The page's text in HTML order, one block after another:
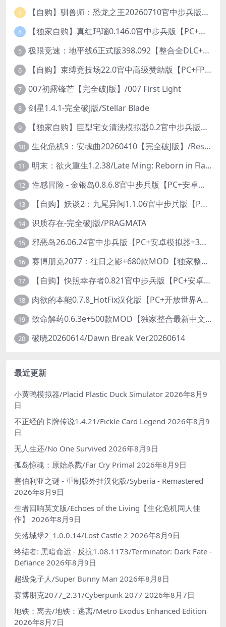
3 【自购】驯兽师：恐龙之王20260710官中步兵版+全DLC【PC+安卓模拟器+3D大型生存SLG/动作冒险】/Tamer: King of Dinosaurs【19.6G】
4 【独家自购】真红玛瑙0.146.0官中步兵版【PC+安卓模拟器+ACT神作+存档+作弊】/纯净的红玛瑙/Pure Onyx【3.14G】
5 极限竞速：地平线6正式版398.092【整合全DLC+614辆车存档】/Forza Horizon 6
6 【自购】束缚竞技场22.0官中高级赞助版【PC+FPS枪战射击/ACT动作/捏人/团队】/Bondage Arena Premium【43.7G】
7 007初露锋芒【完全破J版】/007 First Light
8 剑星1.4.1-完全破J版/Stellar Blade
9 【独家自购】巨型宅女清洗模拟器0.2官中步兵版【PC+安卓模拟器+3D互动SLG/开放世界/2026.6.6日新作】/巨人老婆清洗模拟器/Giant Waifu Wash Simulator【3G】
10 生化危机9：安魂曲20260410【完全破J版】/Resident Evil Requiem 9
11 明末：欲火重生1.2.38/Late Ming: Reborn in Flames
12 性感冒险 - 金银岛0.8.6.8官中步兵版【PC+安卓模拟器+3D生存冒险/开放世界/精品沙盒/扶她】/ Sensual Adventures - Treasure Island【9.3G】
13 【自购】妖谈2：九尾异闻1.1.06官中步兵版【PC+安卓模拟器+植物大战僵尸H版+塔防SLG】/Yokai Art 2- Tales of the Nine-Tails【4.13G】
14 识质存在-完全破J版/PRAGMATA
15 邪恶岛26.06.24官中步兵版【PC+安卓模拟器+3D大型生存/动作ACT/开放世界】/Wicked Island【7.53G】
16 赛博朋克2077：往日之影+680款MOD【独家整合最新中文MOD管理器+在线下载1.7万N网MOD】/Cyberpunk 2077 Ver2.31 MOD V2025.11.8
17 【自购】快照幸存者0.821官中步兵版【PC+安卓模拟器+肉鸽生存SLG/盗摄/偷拍】/Snapshot Survivor【643M】
18 肉欲的本能0.7.8_HotFix汉化版【PC+开放世界ACT/大作/UE5超高画质/扶她+超级存档】/Carnal Instinct【7.3G】
19 致命解药0.6.3e+500款MOD【独家整合最新中文MOD管理器+在线下载N网全部MOD】/The Killing Antidote Ver0.6.3e MOD Ver2026.3.12
20 破晓20260614/Dawn Break Ver20260614
最近更新
小黄鸭模拟器/Placid Plastic Duck Simulator 2026年8月9
日
不正经的卡牌传说1.4.21/Fickle Card Legend 2026年8月9
日
无人生还/No One Survived 2026年8月9日
孤岛惊魂：原始杀戮/Far Cry Primal 2026年8月9日
塞伯利亚之谜 - 重制版外挂汉化版/Syberia - Remastered
2026年8月9日
生者回响英文版/Echoes of the Living【生化危机同人佳
作】
2026年8月9日
失落城堡2_1.0.0.14/Lost Castle 2 2026年8月9日
终结者: 黑暗命运 - 反抗1.08.1173/Terminator: Dark Fate -
Defiance 2026年8月9日
超级兔子人/Super Bunny Man 2026年8月8日
赛博朋克2077_2.31/Cyberpunk 2077 2026年8月7日
地铁：离去/地铁：逃离/Metro Exodus Enhanced Edition
2026年8月7日